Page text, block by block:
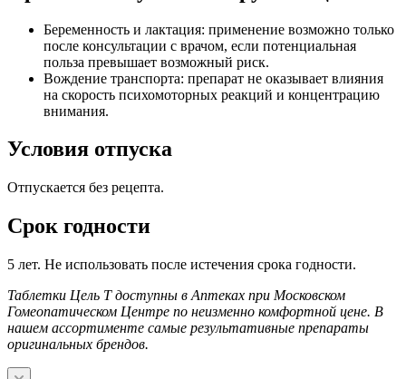
Беременность и лактация: применение возможно только
после консультации с врачом, если потенциальная
польза превышает возможный риск.
Вождение транспорта: препарат не оказывает влияния
на скорость психомоторных реакций и концентрацию
внимания.
Условия отпуска
Отпускается без рецепта.
Срок годности
5 лет. Не использовать после истечения срока годности.
Таблетки Цель Т доступны в Аптеках при Московском
Гомеопатическом Центре по неизменно комфортной цене. В
нашем ассортименте самые результативные препараты
оригинальных брендов.